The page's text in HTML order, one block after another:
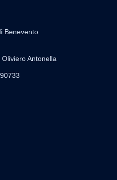
Benevento
Antonella